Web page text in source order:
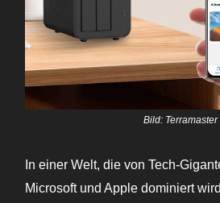
Bild: Terramaster
In einer Welt, die von Tech-
Microsoft und Apple dominiert